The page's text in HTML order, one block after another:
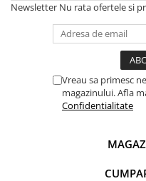
Newsletter Nu rata ofertele si
Vreau sa primesc
magazinului. Afla
Confidentialitate